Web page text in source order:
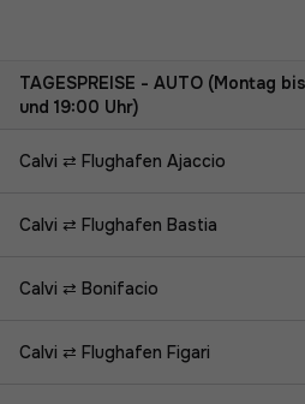
TAGESPREISE - AUTO (Montag
und 19:00 Uhr)
Calvi ⇄ Flughafen Ajaccio
Calvi ⇄ Flughafen Bastia
Calvi ⇄ Bonifacio
Calvi ⇄ Flughafen Figari